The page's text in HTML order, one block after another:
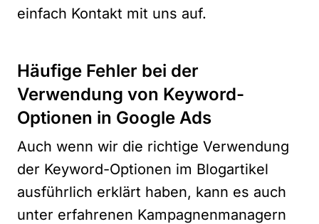
einfach Kontakt mit uns auf.
Häufige Fehler bei der
Verwendung von Keyword-
Optionen in Google Ads
Auch wenn wir die richtige Verwendung
der Keyword-Optionen im Blogartikel
ausführlich erklärt haben, kann es auch
unter erfahrenen Kampagnenmanagern